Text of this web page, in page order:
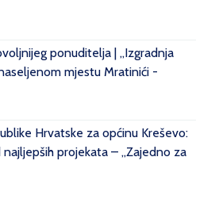
ponuditelja | „Izgradnja
mjestu Mratinići -
Hrvatske za općinu Kreševo:
projekata – „Zajedno za